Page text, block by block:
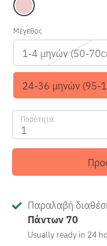
Μέγεθος
1-4 μηνών (50-
24-36 μηνών (95-
Ποσότητα
1
Παραλαβή
Πάντων 70
Usually ready in 24